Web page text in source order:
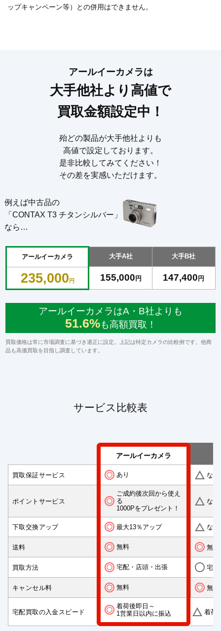
ップキャンペーン等）との併用はできません。
アールイーカメラは
大手他社より高値で
買取金額設定中！
殆どの製品が大手他社よりも
高値で設定しております。
是非比較してみてください！
その差を実感いただけます。
例えば中古品の
「CONTAX T3 チタンシルバー」
なら…
アールイーカメラ
235,000 円
大手A社
155,000円
大手B社
147,400円
アールイーカメラはA・B社よりも
51.6%も高額買取！
買取価格は常に市場調査に基づき適正に設定。上記は特定カメラの比較例です。他商
品も高価買取を目指し調査しています。
サービス比較表
アールイーカメラ
買取保証サービス あり なし
ポイントサービス
ご成約後次回から使え
る
1000Pをプレゼント！
なし
下取交換アップ 最大13％アップ なし
送料 無料 無料
買取方法 宅配・店頭・出張 宅配
キャンセル料 無料 無料
宅配買取の入金スピード
着荷後即日～
1営業日以内に振込
着荷